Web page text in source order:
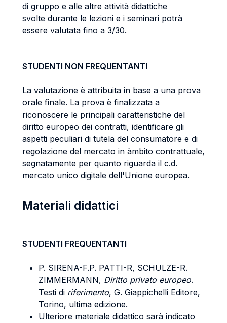
di gruppo e alle altre attività didattiche
svolte durante le lezioni e i seminari potrà
essere valutata fino a 3/30.
STUDENTI NON FREQUENTANTI
La valutazione è attribuita in base a una prova
orale finale. La prova è finalizzata a
riconoscere le principali caratteristiche del
diritto europeo dei contratti, identificare gli
aspetti peculiari di tutela del consumatore e di
regolazione del mercato in àmbito contrattuale,
segnatamente per quanto riguarda il c.d.
mercato unico digitale dell'Unione europea.
Materiali didattici
STUDENTI FREQUENTANTI
P. SIRENA-F.P. PATTI-R, SCHULZE-R.
ZIMMERMANN, Diritto privato europeo.
Testi di riferimento, G. Giappichelli Editore,
Torino, ultima edizione.
Ulteriore materiale didattico sarà indicato